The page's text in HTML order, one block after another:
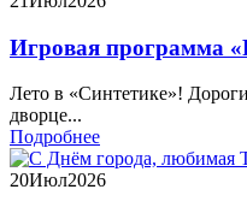
Игровая программа
Лето в «Синтетике»!
дворце...
Подробнее
20Июл2026